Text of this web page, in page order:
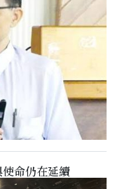
命仍在延續